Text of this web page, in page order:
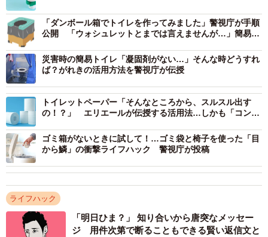
「ダンボール箱でトイレを作ってみました」警視庁が手順
公開 「ウォシュレットとまでは言えませんが…」簡易の
災害時の簡易トイレ「凝固剤がない…」そんな時どうすれ
ば？がれきの活用方法を警視庁が伝授
トイレットペーパー「そんなところから、スルスル出す
の！？」 エリエールが伝授する活用法…しかも「コンパ
ゴミ箱がないときに試して！…ゴミ袋と椅子を使った「目
から鱗」の衝撃ライフハック 警視庁が投稿
ライフハック
「明日ひま？」 知り合いから唐突なメッセー
ジ 用件次第で断ることもできる賢い返信文と